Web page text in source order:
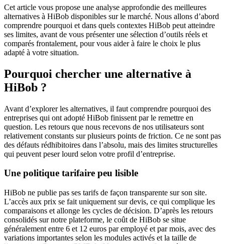
Cet article vous propose une analyse approfondie des meilleures
alternatives à HiBob disponibles sur le marché. Nous allons d’abord
comprendre pourquoi et dans quels contextes HiBob peut atteindre
ses limites, avant de vous présenter une sélection d’outils réels et
comparés frontalement, pour vous aider à faire le choix le plus
adapté à votre situation.
Pourquoi chercher une alternative à
HiBob ?
Avant d’explorer les alternatives, il faut comprendre pourquoi des
entreprises qui ont adopté HiBob finissent par le remettre en
question. Les retours que nous recevons de nos utilisateurs sont
relativement constants sur plusieurs points de friction. Ce ne sont pas
des défauts rédhibitoires dans l’absolu, mais des limites structurelles
qui peuvent peser lourd selon votre profil d’entreprise.
Une politique tarifaire peu lisible
HiBob ne publie pas ses tarifs de façon transparente sur son site.
L’accès aux prix se fait uniquement sur devis, ce qui complique les
comparaisons et allonge les cycles de décision. D’après les retours
consolidés sur notre plateforme, le coût de HiBob se situe
généralement entre 6 et 12 euros par employé et par mois, avec des
variations importantes selon les modules activés et la taille de